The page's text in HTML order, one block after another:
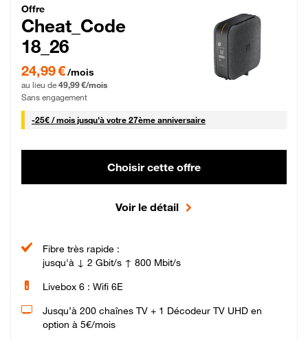
Cheat_Code Fibre_18_26
Offre
Cheat_Code
18_26
24,99 € par mois pendant 0 mois puis 49,99 € par mois, Sans engagement
24,99 €/mois
au lieu de 49,99 €/mois
Sans engagement
-25€ / mois25 € par mois
jusqu'à votre 27ème anniversaire
Choisir cette offre
Voir le détail
Fibre très rapide :
jusqu'à ↓ 2 Gbit/s ↑ 800 Mbit/s
Livebox 6 : Wifi 6E
Jusqu’à 200 chaînes TV + 1 Décodeur TV UHD en
option à 5€/mois